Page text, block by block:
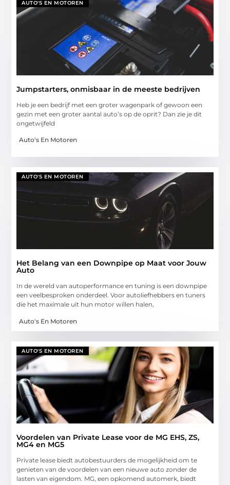
AUTO'S EN MOTOREN
Jumpstarters, onmisbaar in de meeste bedrijven
Heb je een bedrijf met een groter wagenpark of gewoon een
gezin met een groter aantal auto’s op de oprit? Dan zie je dit
ongetwijfeld
Auto's En Motoren
AUTO'S EN MOTOREN
Het Belang van een Downpipe op Maat voor Jouw
Auto
In de wereld van autoperformance en tuning is een downpipe
een veelbesproken onderdeel. Voor autoliefhebbers en tuners
die het maximale uit hun motor willen halen,
Auto's En Motoren
AUTO'S EN MOTOREN
Voordelen van Private Lease voor de MG EHS, ZS,
MG4 en MG5
Private lease biedt autobestuurders de mogelijkheid om te
genieten van de voordelen van een nieuwe auto zonder de
lasten van eigendom. MG, een opkomend automerk, biedt